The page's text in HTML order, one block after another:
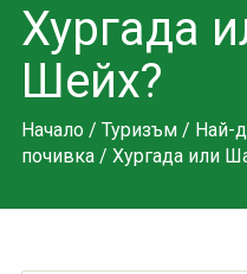
Хургада
Шейх?
Начало/ Туризъм/ Най-
почивка/ Хургада или